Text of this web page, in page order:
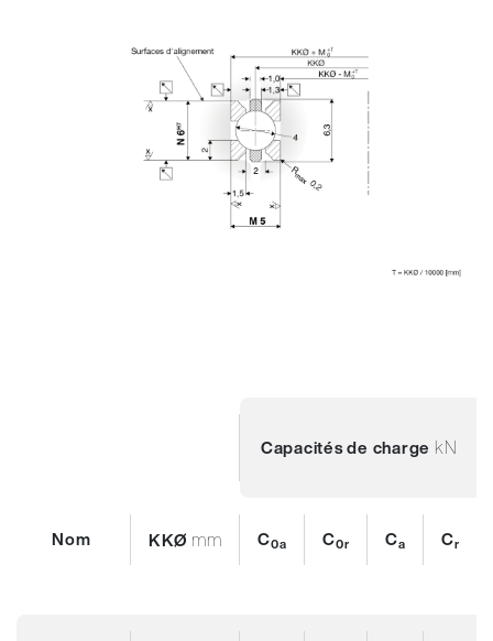
Capacités de charge kN
Nom KKØ mm C0a C0r Ca Cr